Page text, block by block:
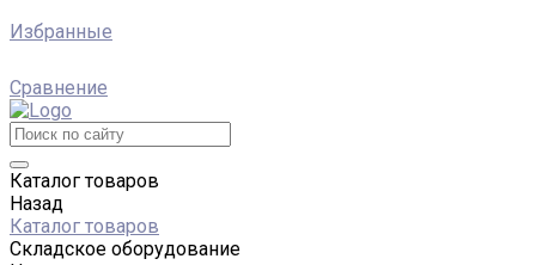
Избранные
Сравнение
Каталог товаров
Назад
Каталог товаров
Складское оборудование